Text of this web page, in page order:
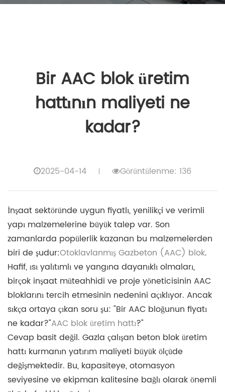
Bir AAC blok üretim
hattının maliyeti ne
kadar?
2025-04-14 Görüntülenme: 136
İnşaat sektöründe uygun fiyatlı, yenilikçi ve verimli
yapı malzemelerine büyük talep var. Son
zamanlarda popülerlik kazanan bu malzemelerden
biri de şudur:Otoklavlanmış Gazbeton (AAC) blok.
Hafif, ısı yalıtımlı ve yangına dayanıklı olmaları,
birçok inşaat müteahhidi ve proje yöneticisinin AAC
bloklarını tercih etmesinin nedenini açıklıyor. Ancak
sıkça ortaya çıkan soru şu: "Bir AAC bloğunun fiyatı
ne kadar?"AAC blok üretim hattı?"
Cevap basit değil. Gazla çalışan beton blok üretim
hattı kurmanın yatırım maliyeti büyük ölçüde
değişmektedir. Bu, kapasiteye, otomasyon
seviyesine ve ekipman kalitesine bağlı olarak önemli